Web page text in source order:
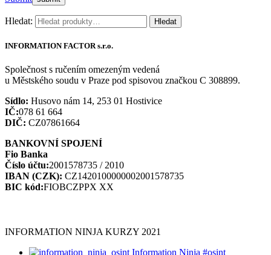
Hledat: Hledat
INFORMATION FACTOR s.r.o.
Společnost s ručením omezeným vedená
u Městského soudu v Praze pod spisovou značkou C 308899.
Sídlo: Husovo nám 14, 253 01 Hostivice
IČ:078 61 664
DIČ: CZ07861664
BANKOVNÍ SPOJENÍ
Fio Banka
Číslo účtu:2001578735 / 2010
IBAN (CZK): CZ1420100000002001578735
BIC kód:FIOBCZPPX XX
INFORMATION NINJA KURZY 2021
Information Ninja #osint